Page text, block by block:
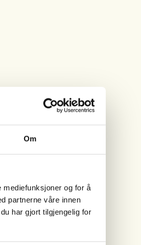
Om
mediefunksjoner og for å
partnerne våre innen
har gjort tilgjengelig for